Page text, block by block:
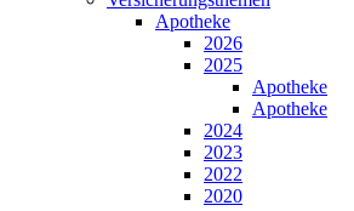
Apotheke
2026
2025
Apotheke
Apotheke
2024
2023
2022
2020